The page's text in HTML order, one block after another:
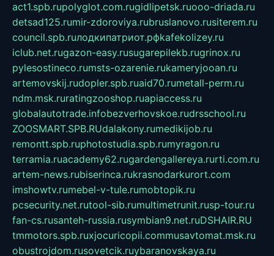
act1.spb.rupolyglot.com.rugidlipetsk.ruooo-driada.ru
detsad125.rumir-zdoroviya.rubruslanovo.rusiterem.ru
council.spb.ruлодкипатриот.рфkafekolizey.ru
iclub.net.rugazon-easy.rusugarepilekb.rugrinox.ru
pylesostineco.rumsts-ozarenie.rukameryjooan.ru
artemovskij.rudopler.spb.ruaid70.rumetall-perm.ru
ndm.msk.ruratingzooshop.ruapiaccess.ru
globalautotrade.infobezverhovskoe.rudrsschool.ru
ZOOSMART.SPB.RUdalakony.rumedikijob.ru
remontt.spb.ruphotostudia.spb.rumyragon.ru
terramia.ruacademy62.rugardengallereya.rurti.com.ru
artem-news.rubiserinca.rukrasnodarkurort.com
imshowtv.rumebel-v-tule.rumobtopik.ru
pcsecurity.net.rutool-sib.rumultimetrunit.rusp-tour.ru
fan-cs.rusanteh-russia.rusymbian9.net.ruDSHAIR.RU
tmmotors.spb.ruxjocuricopii.commusavtomat.msk.ru
obustrojdom.rusovetcik.ruybaranovskaya.ru